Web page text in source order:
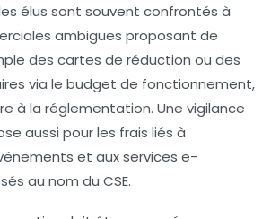
élus sont souvent confrontés à
ambiguës proposant de
des cartes de réduction ou des
via le budget de fonctionnement,
à la réglementation. Une vigilance
aussi pour les frais liés à
et aux services e-
au nom du CSE.